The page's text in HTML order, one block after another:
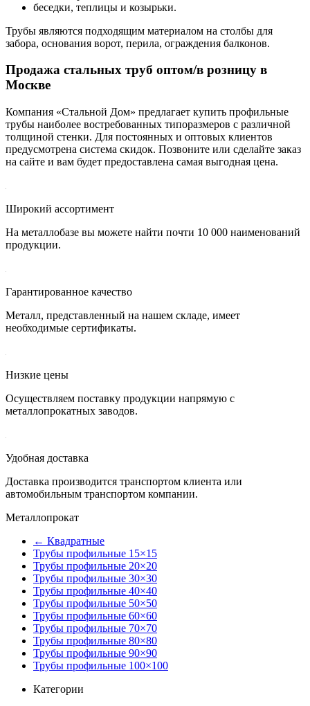
беседки, теплицы и козырьки.
Трубы являются подходящим материалом на столбы для
забора, основания ворот, перила, ограждения балконов.
Продажа стальных труб оптом/в розницу в
Москве
Компания «Стальной Дом» предлагает купить профильные
трубы наиболее востребованных типоразмеров с различной
толщиной стенки. Для постоянных и оптовых клиентов
предусмотрена система скидок. Позвоните или сделайте заказ
на сайте и вам будет предоставлена самая выгодная цена.
Широкий ассортимент
На металлобазе вы можете найти почти 10 000 наименований
продукции.
Гарантированное качество
Металл, представленный на нашем складе, имеет
необходимые сертификаты.
Низкие цены
Осуществляем поставку продукции напрямую с
металлопрокатных заводов.
Удобная доставка
Доставка производится транспортом клиента или
автомобильным транспортом компании.
Металлопрокат
← Квадратные
Трубы профильные 15×15
Трубы профильные 20×20
Трубы профильные 30×30
Трубы профильные 40×40
Трубы профильные 50×50
Трубы профильные 60×60
Трубы профильные 70×70
Трубы профильные 80×80
Трубы профильные 90×90
Трубы профильные 100×100
Категории